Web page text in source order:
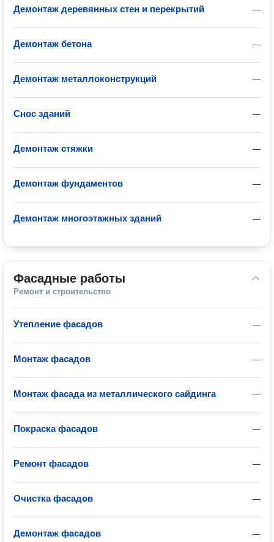
—
Демонтаж деревянных стен и перекрытий
—
Демонтаж бетона
—
Демонтаж металлоконструкций
—
Снос зданий
—
Демонтаж стяжки
—
Демонтаж фундаментов
—
Демонтаж многоэтажных зданий
Фасадные работы
Ремонт и строительство
—
Утепление фасадов
—
Монтаж фасадов
—
Монтаж фасада из металлического сайдинга
—
Покраска фасадов
—
Ремонт фасадов
—
Очистка фасадов
—
Демонтаж фасадов